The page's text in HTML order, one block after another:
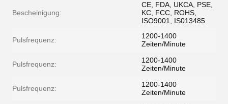
Bescheinigung:
CE, FDA, UKCA, PSE,
KC, FCC, ROHS,
ISO9001, IS013485
Pulsfrequenz:
1200-1400
Zeiten/Minute
Pulsfrequenz:
1200-1400
Zeiten/Minute
Pulsfrequenz:
1200-1400
Zeiten/Minute